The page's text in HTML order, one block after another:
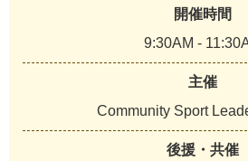
開催時間
9:30AM -
主催
Community Sport
後援・共催